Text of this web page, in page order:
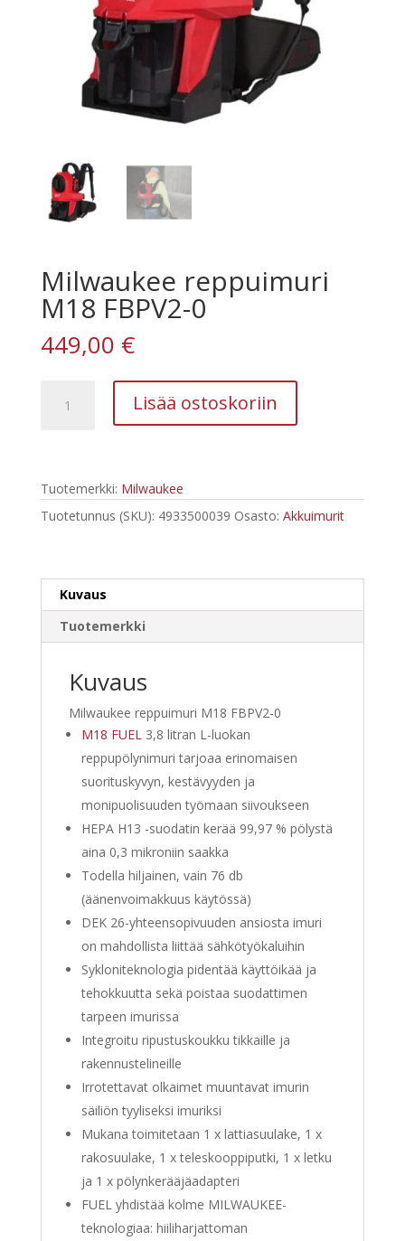
Milwaukee reppuimuri
M18 FBPV2-0
449,00 €
reppuimuri
määrä
Lisää ostoskoriin
Tuotemerkki: Milwaukee
Tuotetunnus (SKU): 4933500039 Osasto: Akkuimurit
Kuvaus
Tuotemerkki
Kuvaus
Milwaukee reppuimuri M18 FBPV2-0
M18 FUEL 3,8 litran L-luokan
reppupölynimuri tarjoaa erinomaisen
suorituskyvyn, kestävyyden ja
monipuolisuuden työmaan siivoukseen
HEPA H13 -suodatin kerää 99,97 % pölystä
aina 0,3 mikroniin saakka
Todella hiljainen, vain 76 db
(äänenvoimakkuus käytössä)
DEK 26-yhteensopivuuden ansiosta imuri
on mahdollista liittää sähkötyökaluihin
Sykloniteknologia pidentää käyttöikää ja
tehokkuutta sekä poistaa suodattimen
tarpeen imurissa
Integroitu ripustuskoukku tikkaille ja
rakennustelineille
Irrotettavat olkaimet muuntavat imurin
säiliön tyyliseksi imuriksi
Mukana toimitetaan 1 x lattiasuulake, 1 x
rakosuulake, 1 x teleskooppiputki, 1 x letku
ja 1 x pölynkerääjäadapteri
FUEL yhdistää kolme MILWAUKEE-
teknologiaa: hiiliharjattoman